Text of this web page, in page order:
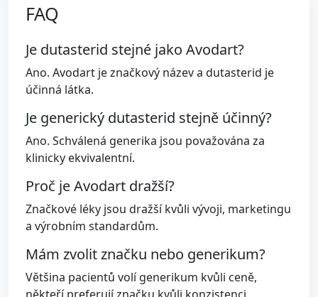
FAQ
Je dutasterid stejné jako Avodart?
Ano. Avodart je značkový název a dutasterid je
účinná látka.
Je generický dutasterid stejně účinný?
Ano. Schválená generika jsou považována za
klinicky ekvivalentní.
Proč je Avodart dražší?
Značkové léky jsou dražší kvůli vývoji, marketingu
a výrobním standardům.
Mám zvolit značku nebo generikum?
Většina pacientů volí generikum kvůli ceně,